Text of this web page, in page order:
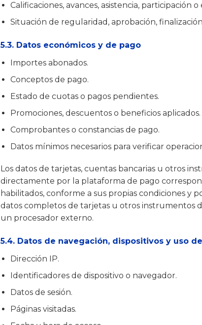
Calificaciones, avances, asistencia, participación
Situación de regularidad, aprobación,
5.3. Datos económicos y de pago
Importes abonados.
Conceptos de pago.
Estado de cuotas o pagos pendientes.
Promociones, descuentos o beneficios aplicados.
Comprobantes o constancias de pago.
Datos mínimos necesarios para verificar
Los datos de tarjetas, cuentas bancarias u otros
directamente por la plataforma de pago
habilitados, conforme a sus propias condiciones y
datos completos de tarjetas u otros instrumentos
un procesador externo.
5.4. Datos de navegación, dispositivos y uso
Dirección IP.
Identificadores de dispositivo o navegador.
Datos de sesión.
Páginas visitadas.